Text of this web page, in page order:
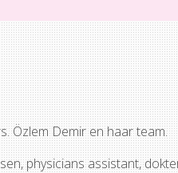
Özlem Demir en haar team.
physicians assistant,